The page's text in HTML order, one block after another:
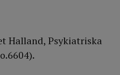
Halland, Psykiatriska